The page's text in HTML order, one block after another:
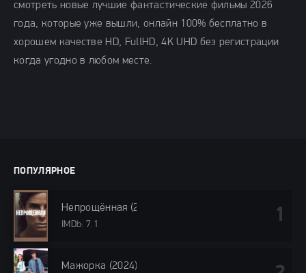
смотреть новые лучшие фантастические фильмы 2026
года, которые уже вышли, онлайн 100% бесплатно в
хорошем качестве HD, FullHD, 4K UHD без регистрации
когда угодно в любом месте.
ПОПУЛЯРНОЕ
Непрощённая (2024)
IMDb: 7.1
Мажорка (2024)